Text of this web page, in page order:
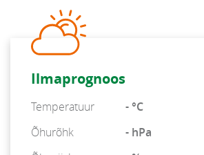
Ilmaprognoos
Temperatuur
- °C
Õhurõhk
- hPa